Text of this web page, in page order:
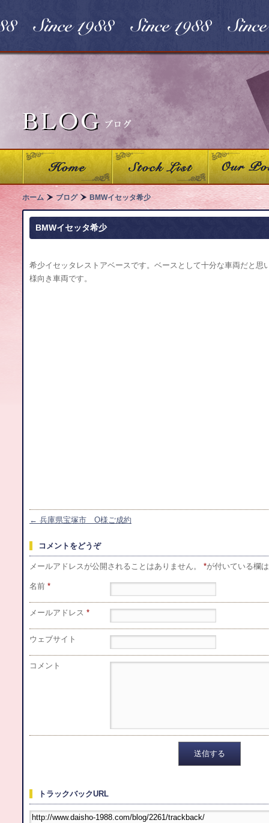
ホーム ブログ BMWイセッタ希少
BMWイセッタ希少
希少イセッタレストアベースです。ベースとして十分な車両だと
様向き車両です。
← 兵庫県宝塚市 O様ご成約
コメントをどうぞ
メールアドレスが公開されることはありません。 *が付いている欄
名前 *
メールアドレス *
ウェブサイト
コメント
トラックバックURL